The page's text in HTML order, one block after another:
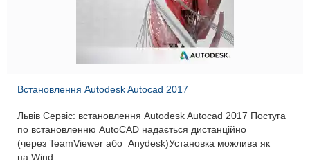
Встановлення Autodesk Autocad 2017
Львів Сервіс: встановлення Autodesk Autocad 2017 Постуга
по встановленню AutoCAD надається дистанційно
(через TeamViewer або Anydesk)Установка можлива як
на Wind..